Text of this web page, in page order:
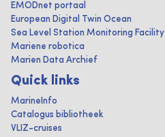
EMODnet portaal
European Digital Twin Ocean
Sea Level Station Monitoring Facility
Mariene robotica
Marien Data Archief
Quick links
MarineInfo
Catalogus bibliotheek
VLIZ-cruises